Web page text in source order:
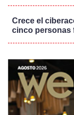
Crece el
cinco personas